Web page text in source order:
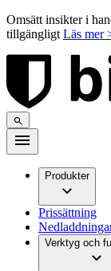
Omsätt insikter i
tillgängligt Läs mer
Produkter
Prissättning
Verktyg och